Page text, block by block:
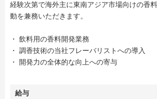
経験次第で海外主に東南アジア市場向けの香
動を兼務いただきます。
・ 飲料用の香料開発業務
・ 調香技術の当社フレーバリストへの導入
・ 開発力の全体的な向上への寄与
給与